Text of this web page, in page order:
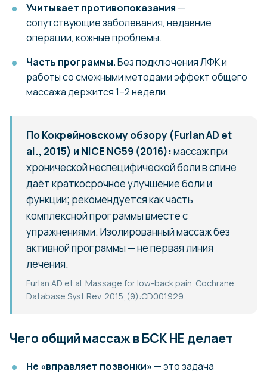
Учитывает противопоказания —
сопутствующие заболевания, недавние
операции, кожные проблемы.
Часть программы.Без подключения ЛФК и
работы со смежными методами эффект общего
массажа держится 1–2 недели.
По Кокрейновскому обзору (Furlan AD et
al., 2015) и NICE NG59 (2016):массаж при
хронической неспецифической боли в спине
даёт краткосрочное улучшение боли и
функции; рекомендуется как часть
комплексной программы вместе с
упражнениями. Изолированный массаж без
активной программы — не первая линия
лечения.
Furlan AD et al. Massage for low-back pain. Cochrane
Database Syst Rev. 2015;(9):CD001929.
Чего общий массаж в БСК НЕ делает
Не «вправляет позвонки» — это задача